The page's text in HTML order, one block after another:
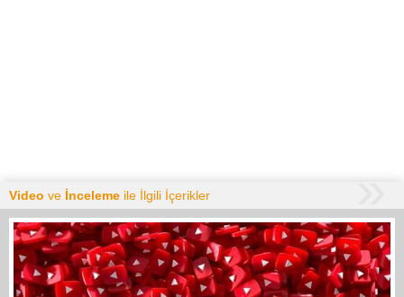
Video ve İnceleme ile İlgili İçerikler